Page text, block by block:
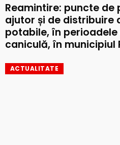
Reamintire: puncte de
ajutor și de distribuire
potabile, în perioadele
caniculă, în municipiul
ACTUALITATE